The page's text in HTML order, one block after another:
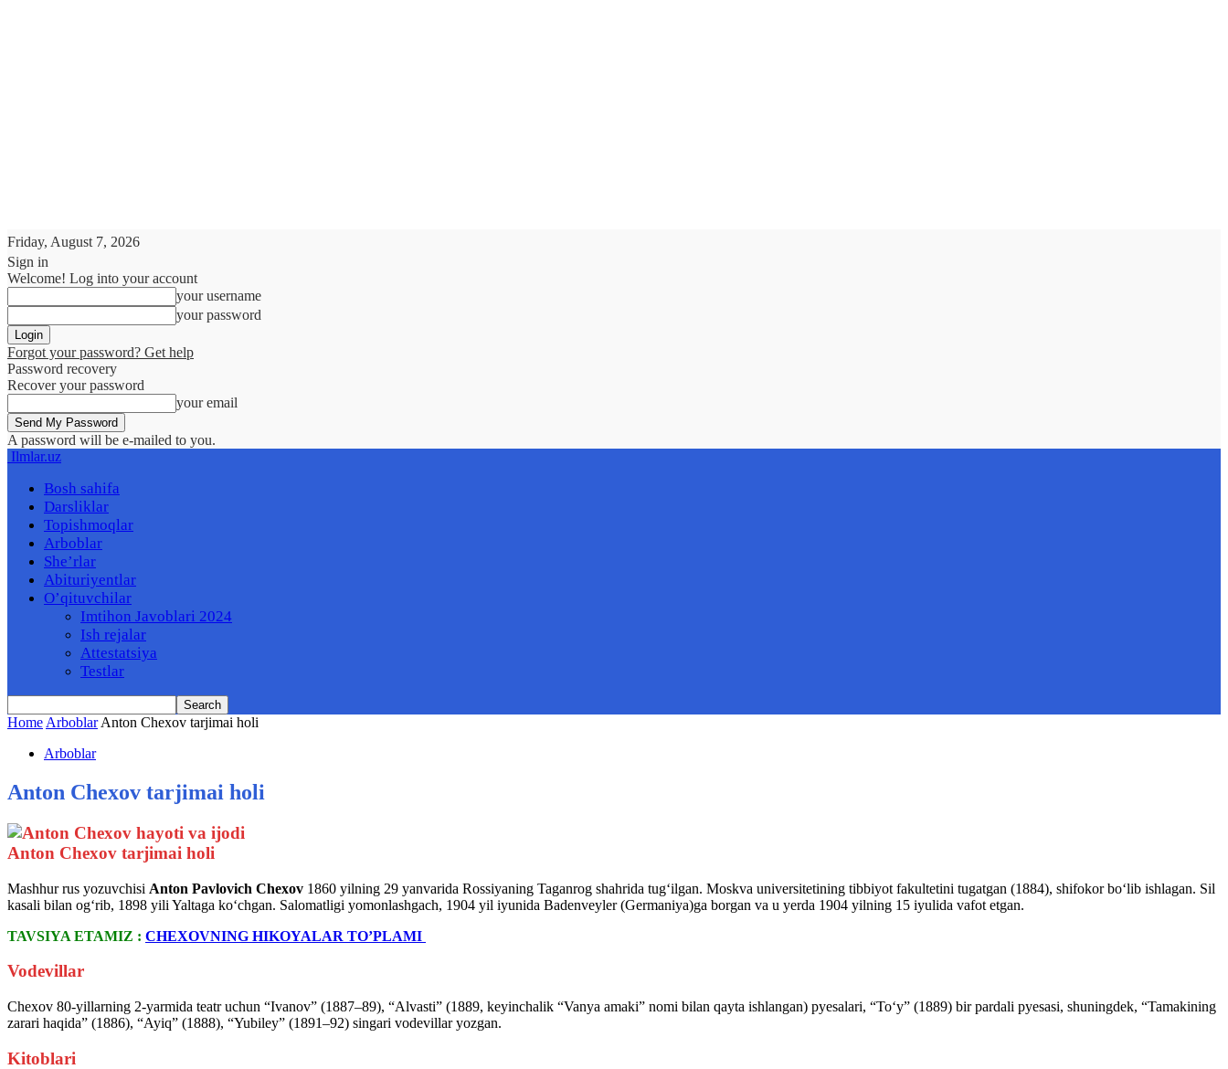
Friday, August 7, 2026
Sign in
Welcome! Log into your account
your username
your password
Forgot your password? Get help
Password recovery
Recover your password
your email
A password will be e-mailed to you.
Ilmlar.uz
Bosh sahifa
Darsliklar
Topishmoqlar
Arboblar
She’rlar
Abituriyentlar
O’qituvchilar
Imtihon Javoblari 2024
Ish rejalar
Attestatsiya
Testlar
Home Arboblar Anton Chexov tarjimai holi
Arboblar
Anton Chexov tarjimai holi
Anton Chexov tarjimai holi
Mashhur rus yozuvchisi Anton Pavlovich Chexov 1860 yilning 29 yanvarida Rossiyaning Taganrog shahrida tugʻilgan. Moskva universitetining tibbiyot fakultetini tugatgan (1884), shifokor boʻlib ishlagan. Sil
kasali bilan ogʻrib, 1898 yili Yaltaga koʻchgan. Salomatligi yomonlashgach, 1904 yil iyunida Badenveyler (Germaniya)ga borgan va u yerda 1904 yilning 15 iyulida vafot etgan.
TAVSIYA ETAMIZ : CHEXOVNING HIKOYALAR TO’PLAMI
Vodevillar
Chexov 80-yillarning 2-yarmida teatr uchun “Ivanov” (1887–89), “Alvasti” (1889, keyinchalik “Vanya amaki” nomi bilan qayta ishlangan) pyesalari, “Toʻy” (1889) bir pardali pyesasi, shuningdek, “Tamakining
zarari haqida” (1886), “Ayiq” (1888), “Yubiley” (1891–92) singari vodevillar yozgan.
Kitoblari